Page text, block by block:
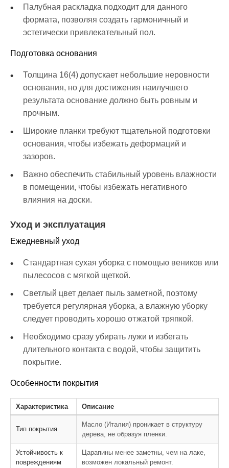
Палубная раскладка подходит для данного
формата, позволяя создать гармоничный и
эстетически привлекательный пол.
Подготовка основания
Толщина 16(4) допускает небольшие неровности
основания, но для достижения наилучшего
результата основание должно быть ровным и
прочным.
Широкие планки требуют тщательной подготовки
основания, чтобы избежать деформаций и
зазоров.
Важно обеспечить стабильный уровень влажности
в помещении, чтобы избежать негативного
влияния на доски.
Уход и эксплуатация
Ежедневный уход
Стандартная сухая уборка с помощью веников или
пылесосов с мягкой щеткой.
Светлый цвет делает пыль заметной, поэтому
требуется регулярная уборка, а влажную уборку
следует проводить хорошо отжатой тряпкой.
Необходимо сразу убирать лужи и избегать
длительного контакта с водой, чтобы защитить
покрытие.
Особенности покрытия
Характеристика Описание
Тип покрытия
Масло (Италия) проникает в структуру
дерева, не образуя пленки.
Устойчивость к
повреждениям
Царапины менее заметны, чем на лаке,
возможен локальный ремонт.